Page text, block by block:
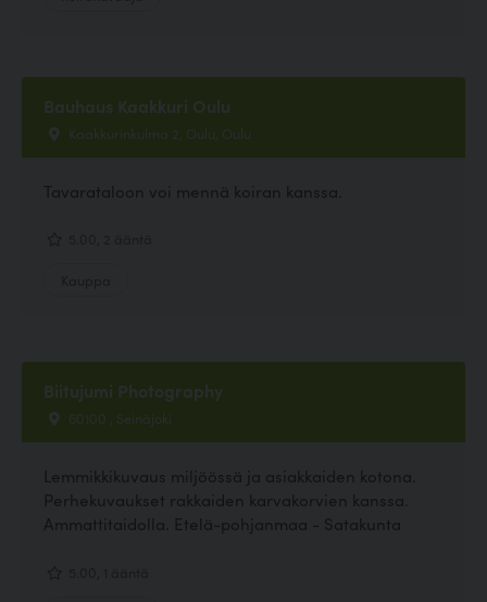
Bauhaus Kaakkuri Oulu
Kaakkurinkulma 2, Oulu, Oulu
Tavarataloon voi mennä koiran kanssa.
Biitujumi Photography
60100 , Seinäjoki
Lemmikkikuvaus miljöössä ja asiakkaiden kotona.
Perhekuvaukset rakkaiden karvakorvien kanssa.
Ammattitaidolla. Etelä-pohjanmaa - Satakunta